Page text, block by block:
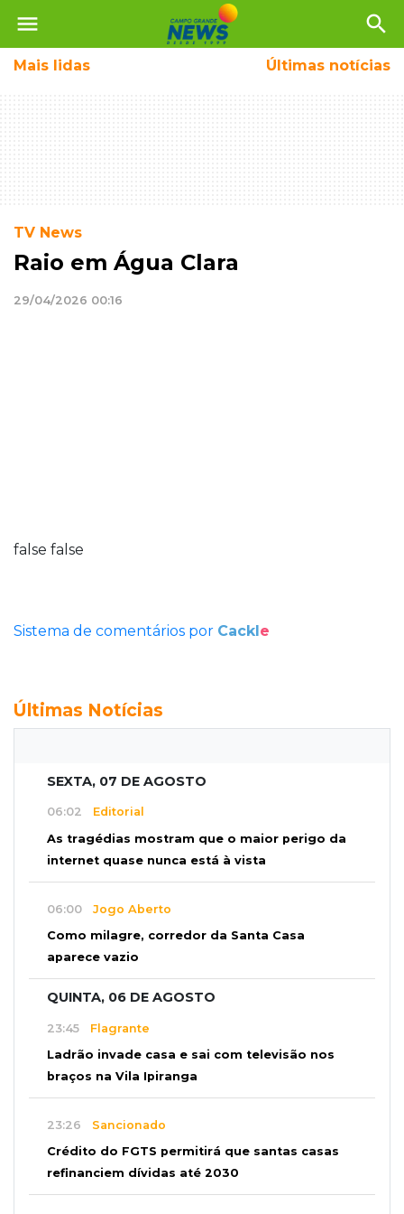
menu search
Mais lidas Últimas notícias
TV News
Raio em Água Clara
29/04/2026 00:16
false false
Sistema de comentários por Cackle
Últimas Notícias
SEXTA, 07 DE AGOSTO
06:02 Editorial
As tragédias mostram que o maior perigo da
internet quase nunca está à vista
06:00 Jogo Aberto
Como milagre, corredor da Santa Casa
aparece vazio
QUINTA, 06 DE AGOSTO
23:45 Flagrante
Ladrão invade casa e sai com televisão nos
braços na Vila Ipiranga
23:26 Sancionado
Crédito do FGTS permitirá que santas casas
refinanciem dívidas até 2030